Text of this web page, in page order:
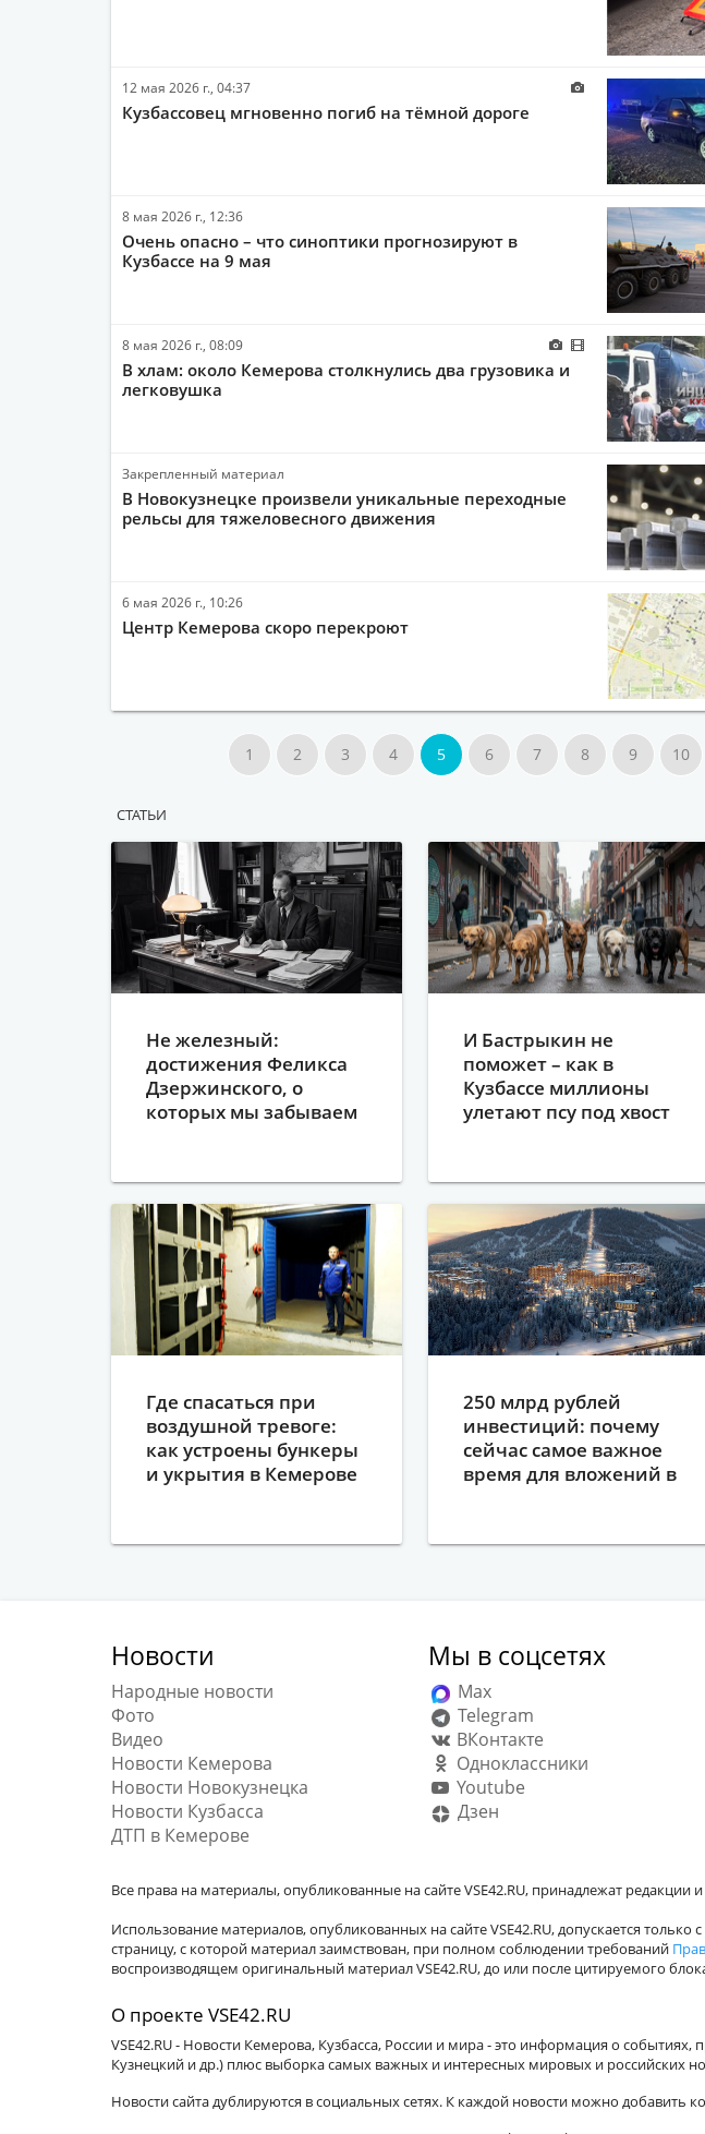
12 мая 2026 г., 04:37
Кузбассовец мгновенно погиб на тёмной дороге
8 мая 2026 г., 12:36
Очень опасно – что синоптики прогнозируют в
Кузбассе на 9 мая
8 мая 2026 г., 08:09
В хлам: около Кемерова столкнулись два грузовика и
легковушка
Закрепленный материал
В Новокузнецке произвели уникальные переходные
рельсы для тяжеловесного движения
6 мая 2026 г., 10:26
Центр Кемерова скоро перекроют
1 2 3 4 5 6 7 8 9 10
CТАТЬИ
Не железный:
достижения Феликса
Дзержинского, о
которых мы забываем
И Бастрыкин не
поможет – как в
Кузбассе миллионы
улетают псу под хвост
Где спасаться при
воздушной тревоге:
как устроены бункеры
и укрытия в Кемерове
250 млрд рублей
инвестиций: почему
сейчас самое важное
время для вложений в
Новости
Народные новости
Фото
Видео
Новости Кемерова
Новости Новокузнецка
Новости Кузбасса
ДТП в Кемерове
Мы в соцсетях
Max
Telegram
ВКонтакте
Одноклассники
Youtube
Дзен
Все права на материалы, опубликованные на сайте VSE42.RU, принадлежат редакции
Использование материалов, опубликованных на сайте VSE42.RU, допускается
страницу, с которой материал заимствован, при полном соблюдении требований
воспроизводящем оригинальный материал VSE42.RU, до или после цитируемого
О проекте VSE42.RU
VSE42.RU - Новости Кемерова, Кузбасса, России и мира - это информация о
Кузнецкий и др.) плюс выборка самых важных и интересных мировых и российских
Новости сайта дублируются в социальных сетях. К каждой новости можно добавить